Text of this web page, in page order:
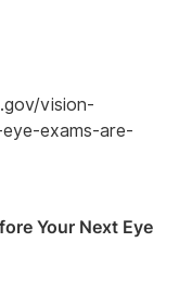
vision-
exams-are-
Your Next Eye